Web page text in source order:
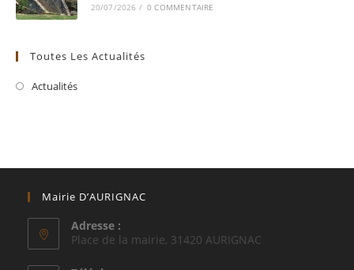
20/07/2026 / 0 COMMENTAIRE
Toutes Les Actualités
Actualités
Mairie D’AURIGNAC
Adresse :
Place de la mairie, 31420 AURIGNAC